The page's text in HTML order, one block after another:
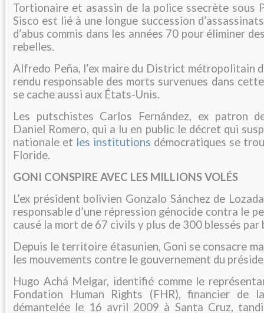
Tortionaire et asassin de la police ssecrète sous
Sisco est lié à une longue succession
d’abus commis dans les années 70 pour éliminer
rebelles.
Alfredo Peña, l’ex maire du District métropolitain
rendu responsable des morts survenues dans
se cache aussi aux États-Unis.
Les putschistes Carlos Fernández, ex patron
Daniel Romero, qui a lu en public le décret qui
nationale et les institutions démocratiques se
Floride.
GONI CONSPIRE AVEC LES MILLIONS VOLÉS
L’ex président bolivien Gonzalo Sánchez de
responsable d’une répression génocide contra le
causé la mort de 67 civils y plus de 300 blessés par
Depuis le territoire étasunien, Goni se consacre
les mouvements contre le gouvernement du
Hugo Achá Melgar, identifié comme le
Fondation Human Rights (FHR), financier de
démantelée le 16 avril 2009 à Santa Cruz,